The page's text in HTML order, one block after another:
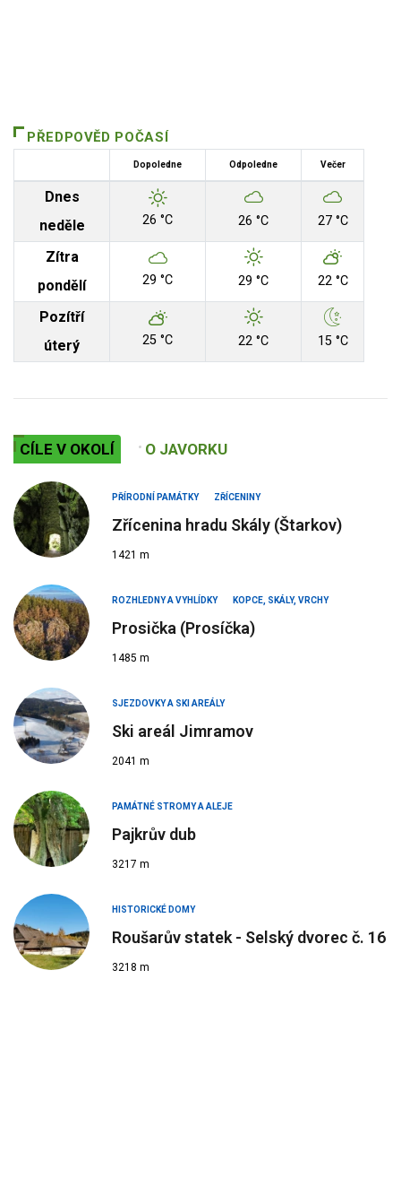
PŘEDPOVĚD POČASÍ
Dopoledne Odpoledne Večer
Dnes
neděle
26 °C 26 °C 27 °C
Zítra
pondělí
29 °C 29 °C 22 °C
Pozítří
úterý
25 °C 22 °C 15 °C
CÍLE V OKOLÍ O JAVORKU
PŘÍRODNÍ PAMÁTKY ZŘÍCENINY
Zřícenina hradu Skály (Štarkov)
1421 m
ROZHLEDNY A VYHLÍDKY KOPCE, SKÁLY, VRCHY
Prosička (Prosíčka)
1485 m
SJEZDOVKY A SKI AREÁLY
Ski areál Jimramov
2041 m
PAMÁTNÉ STROMY A ALEJE
Pajkrův dub
3217 m
HISTORICKÉ DOMY
Roušarův statek - Selský dvorec č. 16
3218 m